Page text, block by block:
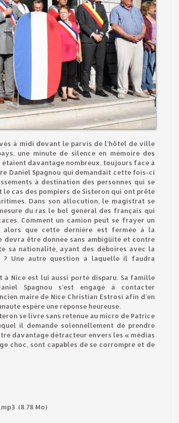
à midi devant le parvis de l’hôtel de ville
une minute de silence en mémoire des
étaient davantage nombreux, toujours face à
Daniel Spagnou qui demandait cette fois-ci
à destination des personnes qui se
cas des pompiers de Sisteron qui ont prêté
Dans son allocution, le magistrat se
du ras le bol général des français qui
Comment un camion peut se frayer un
que cette dernière est fermée à la
être donnée sans ambigüité et contre
sa nationalité, ayant des déboires avec la
? Une autre question à laquelle il faudra
Nice est lui aussi porté disparu. Sa famille
Spagnou s’est engagé à contacter
maire de Nice Christian Estrosi afin d’en
espère une réponse heureuse.
se livre sans retenue au micro de Patrice
il demande solennellement de prendre
davantage détracteur envers les « médias
choc, sont capables de se corrompre et de
(8.78 Mo)